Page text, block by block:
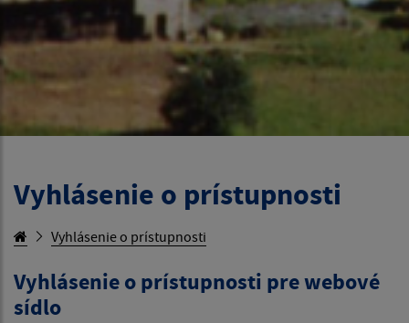
Vyhlásenie o prístupnosti
Vyhlásenie o prístupnosti
Vyhlásenie o prístupnosti pre webové
sídlo